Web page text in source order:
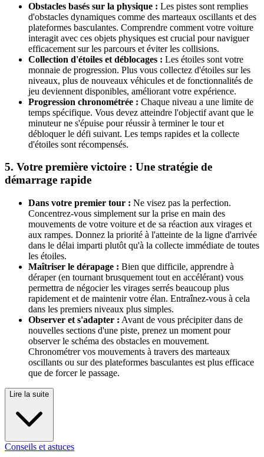
Obstacles basés sur la physique : Les pistes sont remplies
d'obstacles dynamiques comme des marteaux oscillants et des
plateformes basculantes. Comprendre comment votre voiture
interagit avec ces objets physiques est crucial pour naviguer
efficacement sur les parcours et éviter les collisions.
Collection d'étoiles et déblocages : Les étoiles sont votre
monnaie de progression. Plus vous collectez d'étoiles sur les
niveaux, plus de nouveaux véhicules et de fonctionnalités de
jeu deviennent disponibles, améliorant votre expérience.
Progression chronométrée : Chaque niveau a une limite de
temps spécifique. Vous devez atteindre l'objectif avant que le
minuteur ne s'épuise pour réussir à terminer le tour et
débloquer le défi suivant. Les temps rapides et la collecte
d'étoiles sont récompensés.
5. Votre première victoire : Une stratégie de
démarrage rapide
Dans votre premier tour : Ne visez pas la perfection.
Concentrez-vous simplement sur la prise en main des
mouvements de votre voiture et de sa réaction aux virages et
aux rampes. Donnez la priorité à l'atteinte de la ligne d'arrivée
dans le délai imparti plutôt qu'à la collecte immédiate de toutes
les étoiles.
Maîtriser le dérapage : Bien que difficile, apprendre à
déraper (en tournant brusquement tout en accélérant) vous
permettra de négocier les virages serrés beaucoup plus
rapidement et de maintenir votre élan. Entraînez-vous à cela
dans les premiers niveaux plus simples.
Observer et s'adapter : Avant de vous précipiter dans de
nouvelles sections d'une piste, prenez un moment pour
observer le schéma des obstacles en mouvement.
Chronométrer vos mouvements à travers des marteaux
oscillants ou sur des plateformes basculantes est plus efficace
que de forcer le passage.
Lire la suite
Conseils et astuces